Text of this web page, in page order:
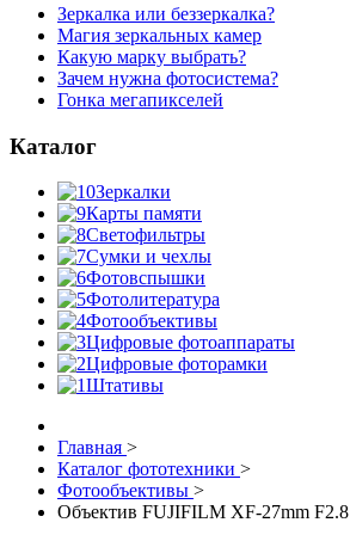
Зеркалка или беззеркалка?
Магия зеркальных камер
Какую марку выбрать?
Зачем нужна фотосистема?
Гонка мегапикселей
Каталог
Зеркалки
Карты памяти
Светофильтры
Сумки и чехлы
Фотовспышки
Фотолитература
Фотообъективы
Цифровые фотоаппараты
Цифровые фоторамки
Штативы
Главная >
Каталог фототехники >
Фотообъективы >
Объектив FUJIFILM XF-27mm F2.8